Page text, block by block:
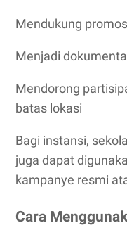
Mendukung
Menjadi
Mendorong
batas lokasi
Bagi instansi,
juga dapat
kampanye resmi
Cara